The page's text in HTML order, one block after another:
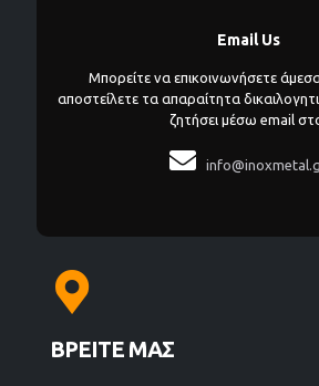
Email Us
Μπορείτε να επικοινωνήσετε
αποστείλετε τα απαραίτητα
ζητήσει μέσω email

ΒΡΕΙΤΕ ΜΑΣ